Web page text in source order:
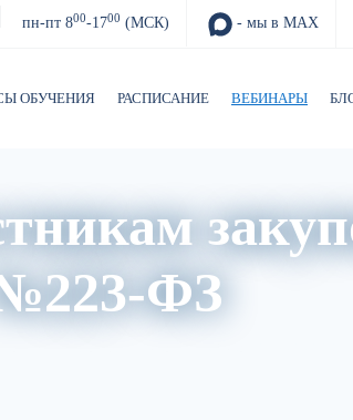
пн-пт 800-1700 (МСК) - мы в MAX
ОБУЧЕНИЯ РАСПИСАНИЕ ВЕБИНАРЫ
ФЗ